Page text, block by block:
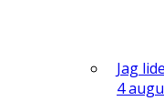
Jag
4